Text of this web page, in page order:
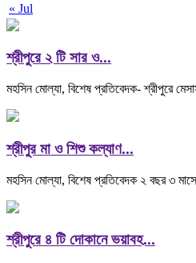
« Jul
শ্রীপুরে ২ টি সার ও...
মহসিন মোল্যা, বিশেষ প্রতিবেদক- শ্রীপুরে
শ্রীপুর মা ও শিশু কল্যাণ...
মহসিন মোল্যা, বিশেষ প্রতিবেদক ২ বছর ৩
শ্রীপুরে ৪ টি দোকানে ভয়াবহ...